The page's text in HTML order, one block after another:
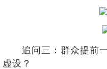
追问三：群众提前一
虚设？